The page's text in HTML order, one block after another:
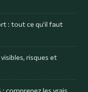
: tout ce qu’il faut
risques et
comprenez les vrais